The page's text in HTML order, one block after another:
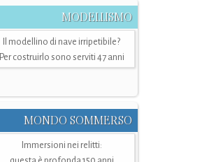
MODELLISMO
Il modellino di nave irripetibile?
Per costruirlo sono serviti 47 anni
MONDO SOMMERSO
Immersioni nei relitti: